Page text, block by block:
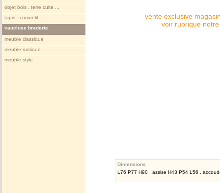
objet bois . terre cuite ...
tapis . couvrelit
vaucluse braderie
meuble classique
meuble rustique
meuble style
vente exclusive
voir rubrique
Dimensions
L76 P77 H90 . assise H43 P54 L56 .